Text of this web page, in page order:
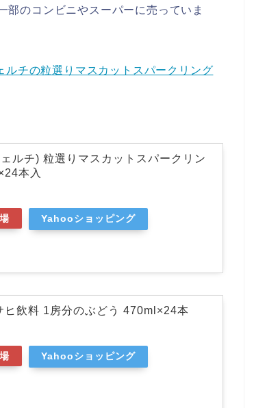
部のコンビニやスーパーに売っていま
ルチの粒選りマスカットスパークリング
ルチ) 粒選りマスカットスパークリン
本入
Yahooショッピング
ヒ飲料 1房分のぶどう 470ml×24本
Yahooショッピング